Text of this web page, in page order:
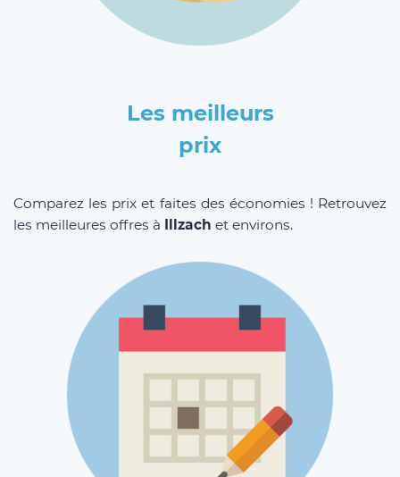
Les meilleurs
prix
Comparez les prix et faites des économies ! Retrouvez
les meilleures offres à Illzach et environs.